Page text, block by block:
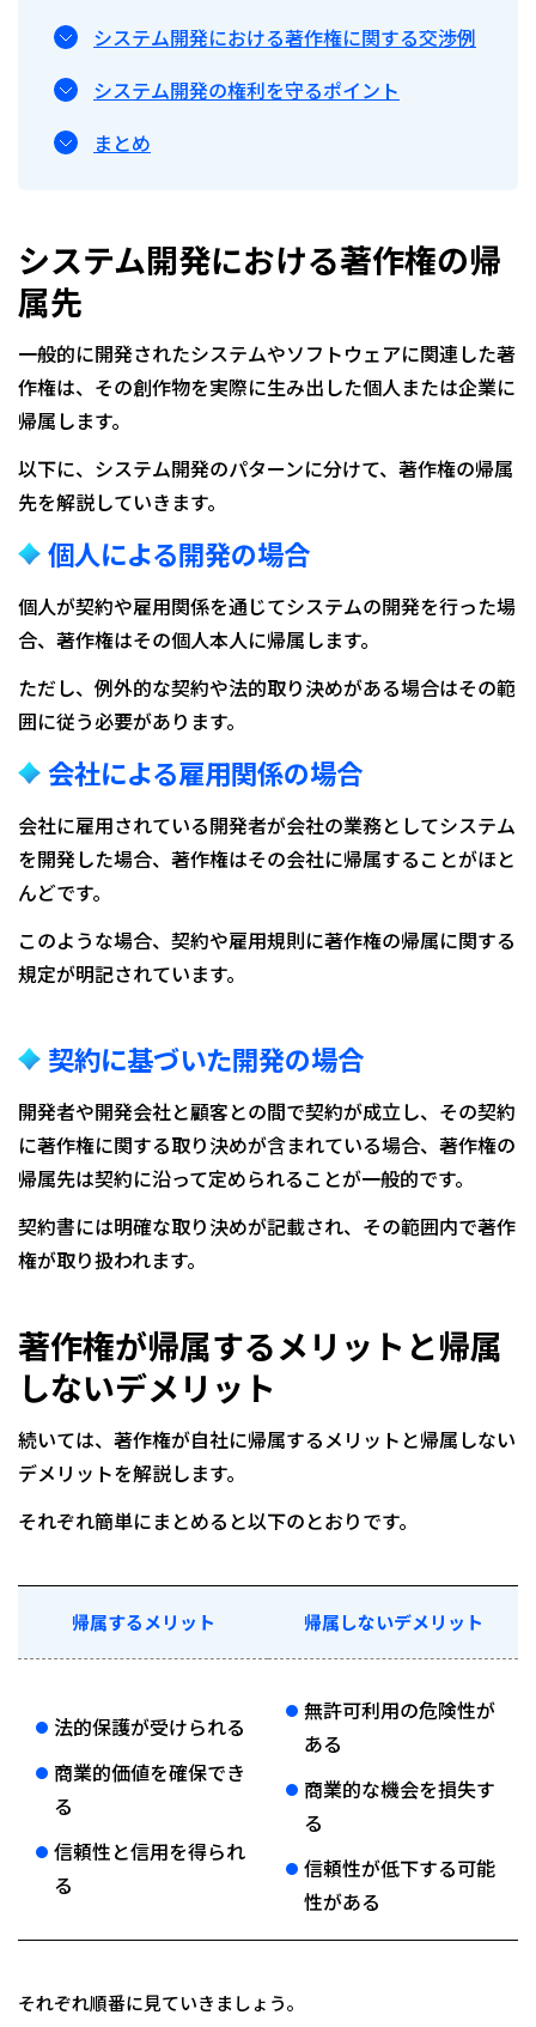
システム開発における著作権に関する交渉例
システム開発の権利を守るポイント
まとめ
システム開発における著作権の帰
属先
一般的に開発されたシステムやソフトウェアに関連した著
作権は、その創作物を実際に生み出した個人または企業に
帰属します。
以下に、システム開発のパターンに分けて、著作権の帰属
先を解説していきます。
個人による開発の場合
個人が契約や雇用関係を通じてシステムの開発を行った場
合、著作権はその個人本人に帰属します。
ただし、例外的な契約や法的取り決めがある場合はその範
囲に従う必要があります。
会社による雇用関係の場合
会社に雇用されている開発者が会社の業務としてシステム
を開発した場合、著作権はその会社に帰属することがほと
んどです。
このような場合、契約や雇用規則に著作権の帰属に関する
規定が明記されています。
契約に基づいた開発の場合
開発者や開発会社と顧客との間で契約が成立し、その契約
に著作権に関する取り決めが含まれている場合、著作権の
帰属先は契約に沿って定められることが一般的です。
契約書には明確な取り決めが記載され、その範囲内で著作
権が取り扱われます。
著作権が帰属するメリットと帰属
しないデメリット
続いては、著作権が自社に帰属するメリットと帰属しない
デメリットを解説します。
それぞれ簡単にまとめると以下のとおりです。
帰属するメリット 帰属しないデメリット
法的保護が受けられる
商業的価値を確保でき
る
信頼性と信用を得られ
る
無許可利用の危険性が
ある
商業的な機会を損失す
る
信頼性が低下する可能
性がある
それぞれ順番に見ていきましょう。